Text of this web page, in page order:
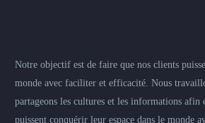
Notre objectif est de faire que nos clients
monde avec faciliter et efficacité. Nous
partageons les cultures et les informations afin
puissent conquérir leur espace dans le monde